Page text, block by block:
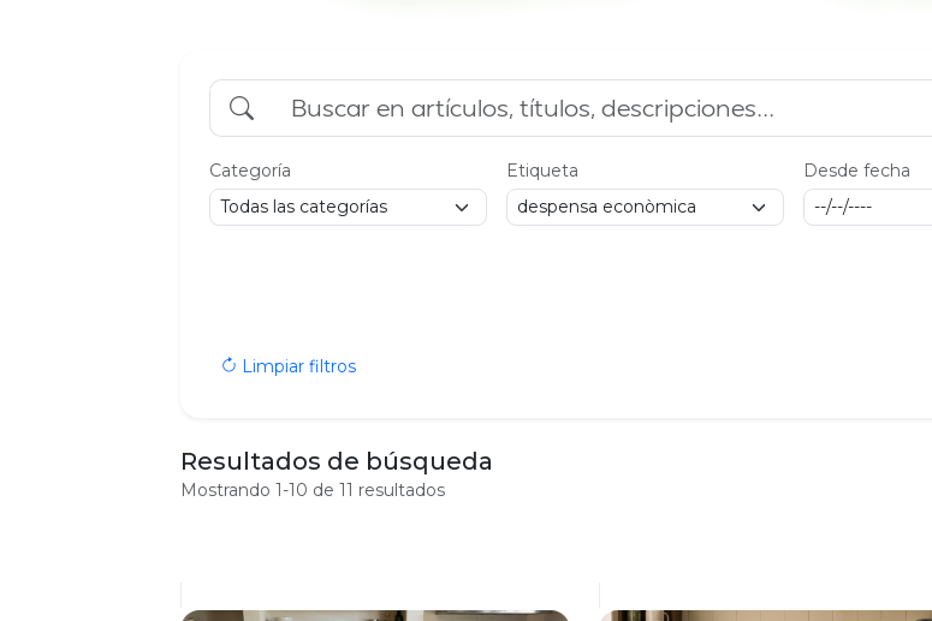
Categoría Etiqueta Desde fecha
Limpiar filtros
Resultados de búsqueda
Mostrando 1-10 de 11 resultados